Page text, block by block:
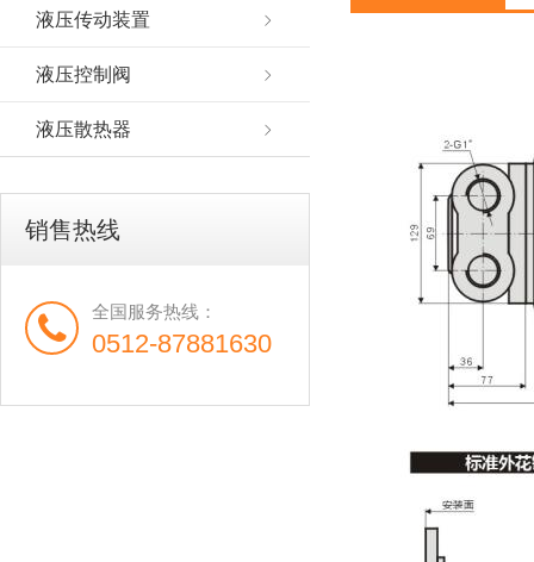
液压传动装置
液压控制阀
液压散热器
销售热线
全国服务热线：
0512-87881630